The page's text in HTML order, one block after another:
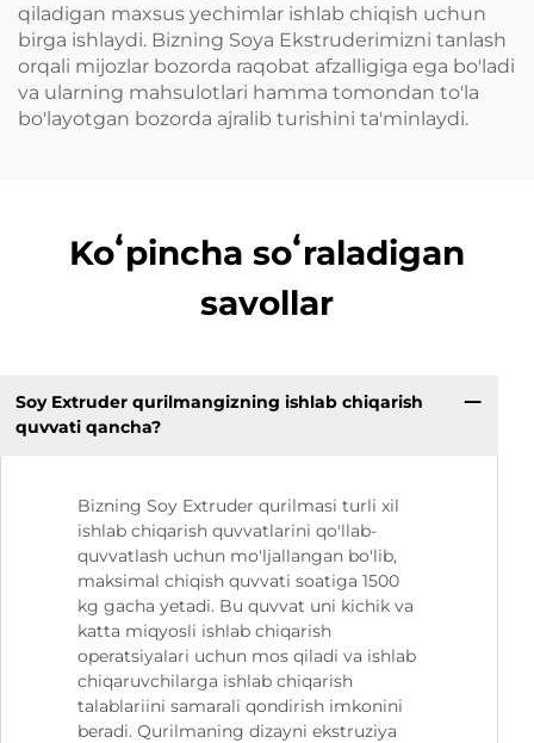
qiladigan maxsus yechimlar ishlab chiqish uchun
birga ishlaydi. Bizning Soya Ekstruderimizni tanlash
orqali mijozlar bozorda raqobat afzalligiga ega bo'ladi
va ularning mahsulotlari hamma tomondan to'la
bo'layotgan bozorda ajralib turishini ta'minlaydi.
Koʻpincha soʻraladigan
savollar
Soy Extruder qurilmangizning ishlab chiqarish
quvvati qancha?
Bizning Soy Extruder qurilmasi turli xil
ishlab chiqarish quvvatlarini qo'llab-
quvvatlash uchun mo'ljallangan bo'lib,
maksimal chiqish quvvati soatiga 1500
kg gacha yetadi. Bu quvvat uni kichik va
katta miqyosli ishlab chiqarish
operatsiyalari uchun mos qiladi va ishlab
chiqaruvchilarga ishlab chiqarish
talablariini samarali qondirish imkonini
beradi. Qurilmaning dizayni ekstruziya